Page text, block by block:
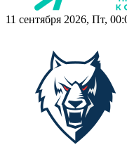
11 сентября 2026, Пт,